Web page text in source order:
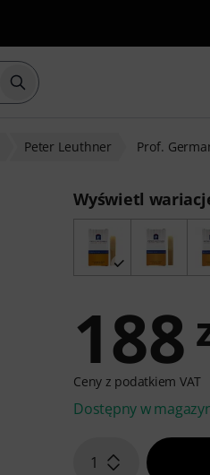
Rozpocznij wyszukiwanie od
Peter Leuthner Prof.
Wyświetl
188
Ceny z podatkiem VAT
Dostępny w
1